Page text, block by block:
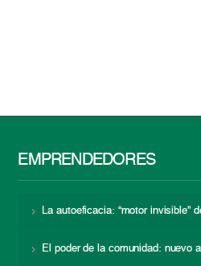
EMPRENDEDORES
La autoeficacia: “motor invisible”
El poder de la comunidad: nuevo